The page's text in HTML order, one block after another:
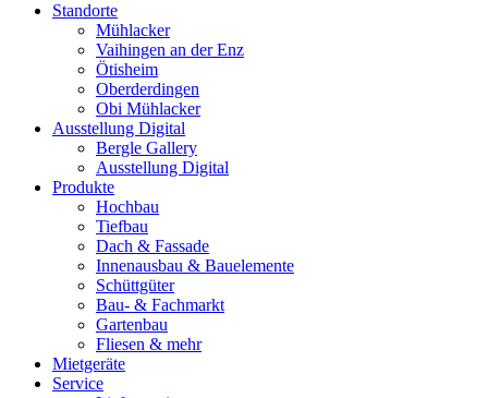
Standorte
Mühlacker
Vaihingen an der Enz
Ötisheim
Oberderdingen
Obi Mühlacker
Ausstellung Digital
Bergle Gallery
Ausstellung Digital
Produkte
Hochbau
Tiefbau
Dach & Fassade
Innenausbau & Bauelemente
Schüttgüter
Bau- & Fachmarkt
Gartenbau
Fliesen & mehr
Mietgeräte
Service